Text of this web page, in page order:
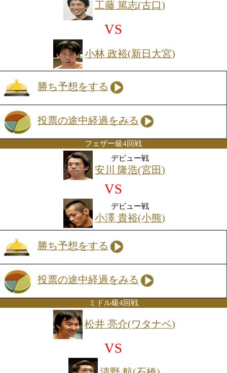
佐藤 克哉(ドリーム)
勝ち予想をする
投票の途中経過をみる
Sフェザー級6回戦
石井 大輔(角海老)
VS
小山 拓見(草加有沢)
勝ち予想をする
投票の途中経過をみる
ライト級4回戦
工藤 篤志(古口)
VS